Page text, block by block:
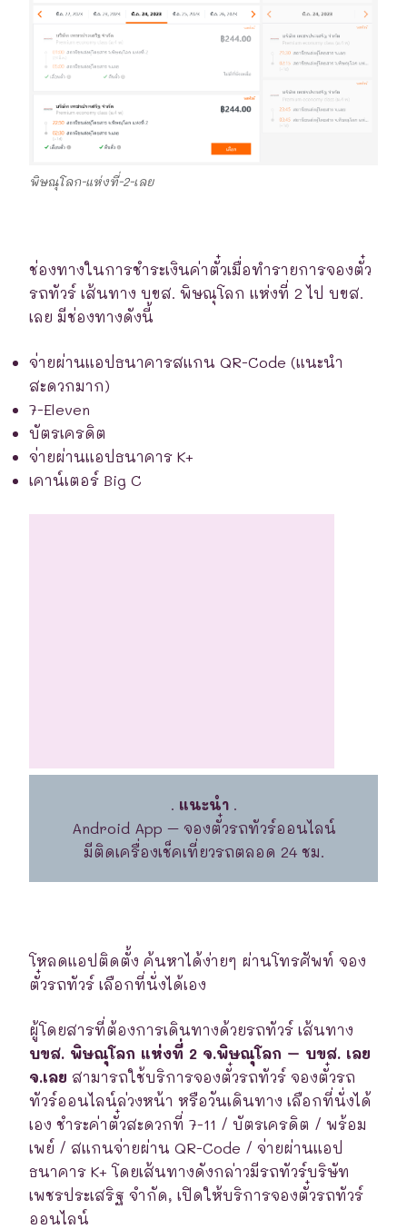
พิษณุโลก-แห่งที่-2-เลย
ช่องทางในการชำระเงินค่าตั๋วเมื่อทำรายการจองตั๋ว
รถทัวร์ เส้นทาง บขส. พิษณุโลก แห่งที่ 2 ไป บขส.
เลย มีช่องทางดังนี้
จ่ายผ่านแอปธนาคารสแกน QR-Code (แนะนำ
สะดวกมาก)
7-Eleven
บัตรเครดิต
จ่ายผ่านแอปธนาคาร K+
เคาน์เตอร์ Big C
. แนะนำ.
Android App – จองตั๋วรถทัวร์ออนไลน์
มีติดเครื่องเช็คเที่ยวรถตลอด 24 ชม.
โหลดแอปติดตั้ง ค้นหาได้ง่ายๆ ผ่านโทรศัพท์ จอง
ตั๋วรถทัวร์ เลือกที่นั่งได้เอง
ผู้โดยสารที่ต้องการเดินทางด้วยรถทัวร์ เส้นทาง
บขส. พิษณุโลก แห่งที่ 2 จ.พิษณุโลก – บขส. เลย
จ.เลย สามารถใช้บริการจองตั๋วรถทัวร์ จองตั๋วรถ
ทัวร์ออนไลน์ล่วงหน้า หรือวันเดินทาง เลือกที่นั่งได้
เอง ชำระค่าตั๋วสะดวกที่ 7-11 / บัตรเครดิต / พร้อม
เพย์ / สแกนจ่ายผ่าน QR-Code / จ่ายผ่านแอป
ธนาคาร K+ โดยเส้นทางดังกล่าวมีรถทัวร์บริษัท
เพชรประเสริฐ จำกัด, เปิดให้บริการจองตั๋วรถทัวร์
ออนไลน์